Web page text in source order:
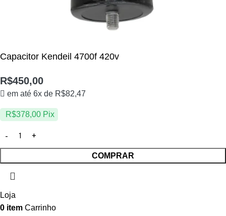
Capacitor Kendeil 4700f 420v
R$450,00
em até 6x de R$82,47
R$378,00 Pix
COMPRAR
Loja
0 item Carrinho